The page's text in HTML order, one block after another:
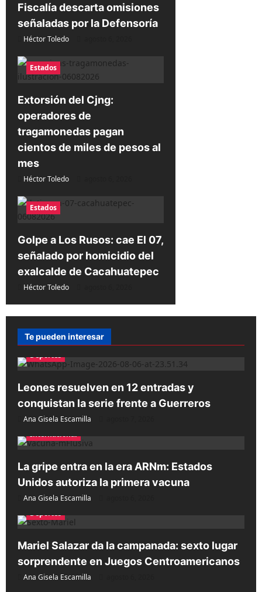
e
n
r
a
d
a
s
Fiscalía descarta omisiones
señaladas por la Defensoría
Héctor Toledo
Estados
Extorsión del Cjng:
operadores de
tragamonedas pagan
cientos de miles de pesos al
mes
Héctor Toledo
Estados
Golpe a Los Rusos: cae El 07,
señalado por homicidio del
exalcalde de Cacahuatepec
Héctor Toledo
Te pueden interesar
Deportes
Leones resuelven en 12 entradas y
conquistan la serie frente a Guerreros
Ana Gisela Escamilla
Internacional
La gripe entra en la era ARNm: Estados
Unidos autoriza la primera vacuna
Ana Gisela Escamilla
Deportes
Mariel Salazar da la campanada: sexto lugar
sorprendente en Juegos Centroamericanos
Ana Gisela Escamilla